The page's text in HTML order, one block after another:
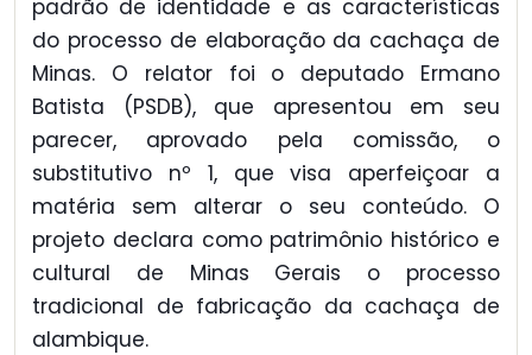
padrão de identidade e as características
do processo de elaboração da cachaça de
Minas. O relator foi o deputado Ermano
Batista (PSDB), que apresentou em seu
parecer, aprovado pela comissão, o
substitutivo nº 1, que visa aperfeiçoar a
matéria sem alterar o seu conteúdo. O
projeto declara como patrimônio histórico e
cultural de Minas Gerais o processo
tradicional de fabricação da cachaça de
alambique.